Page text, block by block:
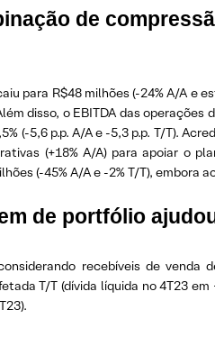
de
para R$48 milhões (-24% A/A e
disso, o EBITDA das operações
(-5,6 p.p. A/A e -5,3 p.p. T/T).
(+18% A/A) para apoiar o
(-45% A/A e -2% T/T), embora
de portfólio
recebíveis de
T/T (dívida líquida no 4T23